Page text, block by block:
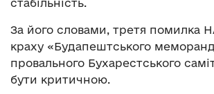
стабільність.
За його словами, третя помилка
краху «Будапештського
провального Бухарестського
бути критичною.